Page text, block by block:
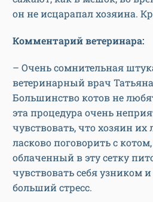
он не исцарапал хозяина.
Комментарий ветеринара:
– Очень сомнительная
ветеринарный врач
Большинство котов не
эта процедура очень
чувствовать, что хозяин
ласково поговорить с
облаченный в эту сетку
чувствовать себя узником
больший стресс.